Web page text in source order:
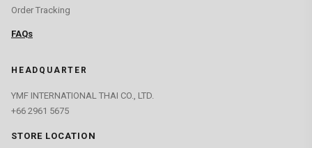
Order Tracking
FAQs
HEADQUARTER
YMF INTERNATIONAL THAI CO., LTD.
+66 2961 5675
STORE LOCATION